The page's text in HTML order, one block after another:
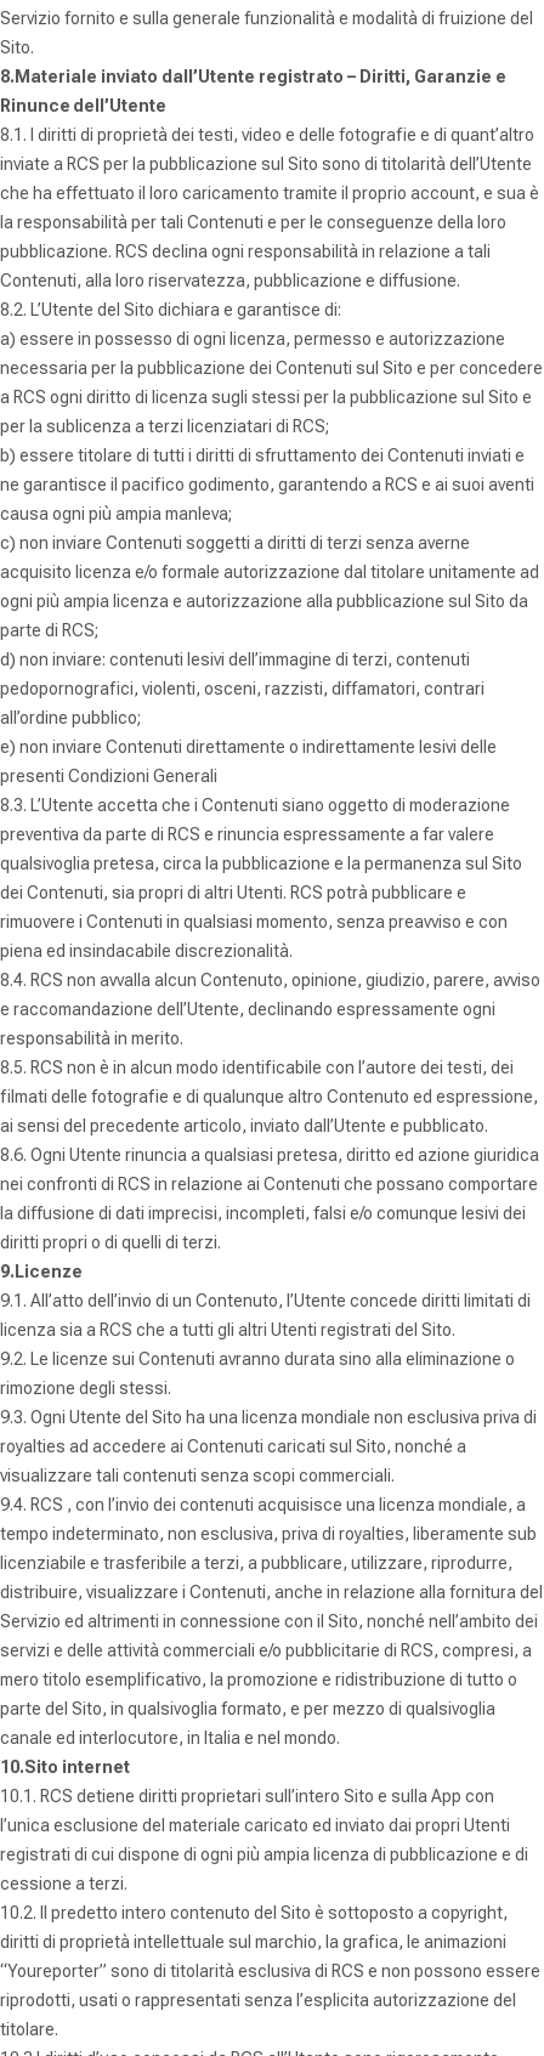
Servizio fornito e sulla generale funzionalità e modalità di fruizione del
Sito.
8.Materiale inviato dall’Utente registrato – Diritti, Garanzie e
Rinunce dell’Utente
8.1. I diritti di proprietà dei testi, video e delle fotografie e di quant’altro
inviate a RCS per la pubblicazione sul Sito sono di titolarità dell’Utente
che ha effettuato il loro caricamento tramite il proprio account, e sua è
la responsabilità per tali Contenuti e per le conseguenze della loro
pubblicazione. RCS declina ogni responsabilità in relazione a tali
Contenuti, alla loro riservatezza, pubblicazione e diffusione.
8.2. L’Utente del Sito dichiara e garantisce di:
a) essere in possesso di ogni licenza, permesso e autorizzazione
necessaria per la pubblicazione dei Contenuti sul Sito e per concedere
a RCS ogni diritto di licenza sugli stessi per la pubblicazione sul Sito e
per la sublicenza a terzi licenziatari di RCS;
b) essere titolare di tutti i diritti di sfruttamento dei Contenuti inviati e
ne garantisce il pacifico godimento, garantendo a RCS e ai suoi aventi
causa ogni più ampia manleva;
c) non inviare Contenuti soggetti a diritti di terzi senza averne
acquisito licenza e/o formale autorizzazione dal titolare unitamente ad
ogni più ampia licenza e autorizzazione alla pubblicazione sul Sito da
parte di RCS;
d) non inviare: contenuti lesivi dell’immagine di terzi, contenuti
pedopornografici, violenti, osceni, razzisti, diffamatori, contrari
all’ordine pubblico;
e) non inviare Contenuti direttamente o indirettamente lesivi delle
presenti Condizioni Generali
8.3. L’Utente accetta che i Contenuti siano oggetto di moderazione
preventiva da parte di RCS e rinuncia espressamente a far valere
qualsivoglia pretesa, circa la pubblicazione e la permanenza sul Sito
dei Contenuti, sia propri di altri Utenti. RCS potrà pubblicare e
rimuovere i Contenuti in qualsiasi momento, senza preavviso e con
piena ed insindacabile discrezionalità.
8.4. RCS non avvalla alcun Contenuto, opinione, giudizio, parere, avviso
e raccomandazione dell’Utente, declinando espressamente ogni
responsabilità in merito.
8.5. RCS non è in alcun modo identificabile con l’autore dei testi, dei
filmati delle fotografie e di qualunque altro Contenuto ed espressione,
ai sensi del precedente articolo, inviato dall’Utente e pubblicato.
8.6. Ogni Utente rinuncia a qualsiasi pretesa, diritto ed azione giuridica
nei confronti di RCS in relazione ai Contenuti che possano comportare
la diffusione di dati imprecisi, incompleti, falsi e/o comunque lesivi dei
diritti propri o di quelli di terzi.
9.Licenze
9.1. All’atto dell’invio di un Contenuto, l’Utente concede diritti limitati di
licenza sia a RCS che a tutti gli altri Utenti registrati del Sito.
9.2. Le licenze sui Contenuti avranno durata sino alla eliminazione o
rimozione degli stessi.
9.3. Ogni Utente del Sito ha una licenza mondiale non esclusiva priva di
royalties ad accedere ai Contenuti caricati sul Sito, nonché a
visualizzare tali contenuti senza scopi commerciali.
9.4. RCS , con l’invio dei contenuti acquisisce una licenza mondiale, a
tempo indeterminato, non esclusiva, priva di royalties, liberamente sub
licenziabile e trasferibile a terzi, a pubblicare, utilizzare, riprodurre,
distribuire, visualizzare i Contenuti, anche in relazione alla fornitura del
Servizio ed altrimenti in connessione con il Sito, nonché nell’ambito dei
servizi e delle attività commerciali e/o pubblicitarie di RCS, compresi, a
mero titolo esemplificativo, la promozione e ridistribuzione di tutto o
parte del Sito, in qualsivoglia formato, e per mezzo di qualsivoglia
canale ed interlocutore, in Italia e nel mondo.
10.Sito internet
10.1. RCS detiene diritti proprietari sull’intero Sito e sulla App con
l’unica esclusione del materiale caricato ed inviato dai propri Utenti
registrati di cui dispone di ogni più ampia licenza di pubblicazione e di
cessione a terzi.
10.2. Il predetto intero contenuto del Sito è sottoposto a copyright,
diritti di proprietà intellettuale sul marchio, la grafica, le animazioni
“Youreporter” sono di titolarità esclusiva di RCS e non possono essere
riprodotti, usati o rappresentati senza l’esplicita autorizzazione del
titolare.